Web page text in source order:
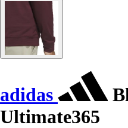
adidas
Ultimate365